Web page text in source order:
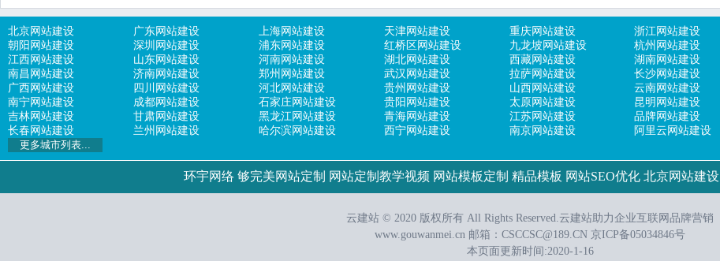
北京网站建设
朝阳网站建设
广东网站建设
深圳网站建设
上海网站建设
浦东网站建设
天津网站建设
红桥区网站建设
重庆网站建设
九龙坡网站建设
浙江网站建设
杭州网站建设
江西网站建设
南昌网站建设
山东网站建设
济南网站建设
河南网站建设
郑州网站建设
湖北网站建设
武汉网站建设
西藏网站建设
拉萨网站建设
湖南网站建设
长沙网站建设
广西网站建设
南宁网站建设
四川网站建设
成都网站建设
河北网站建设
石家庄网站建设
贵州网站建设
贵阳网站建设
山西网站建设
太原网站建设
云南网站建设
昆明网站建设
吉林网站建设
长春网站建设
甘肃网站建设
兰州网站建设
黑龙江网站建设
哈尔滨网站建设
青海网站建设
西宁网站建设
江苏网站建设
南京网站建设
品牌网站建设
阿里云网站建设
环宇网络 够完美网站定制 网站定制教学视频 网站模板定制 精品模板 网站SEO优化 北京网站建设
云建站 © 2020 版权所有 All Rights Reserved. 云建站助力企业互联网品牌营销
www.gouwanmei.cn 邮箱：CSCCSC@189.CN 京ICP备05034846号
本页面更新时间:2020-1-16